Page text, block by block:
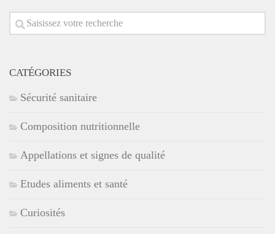
CATÉGORIES
Sécurité sanitaire
Composition nutritionnelle
Appellations et signes de qualité
Etudes aliments et santé
Curiosités